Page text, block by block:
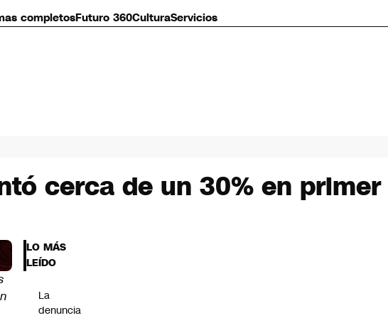
completosFuturo 360CulturaServicios
cerca de un 30% en
LO MÁS
LEÍDO
La
denuncia